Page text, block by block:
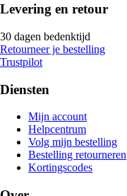
Levering en retour
30 dagen bedenktijd
Retourneer je bestelling
Trustpilot
Diensten
Mijn account
Helpcentrum
Volg mijn bestelling
Bestelling retourneren
Kortingscodes